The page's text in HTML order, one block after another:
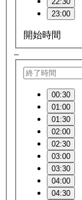
23:00
開始時間
–
00:30
01:00
01:30
02:00
02:30
03:00
03:30
04:00
04:30